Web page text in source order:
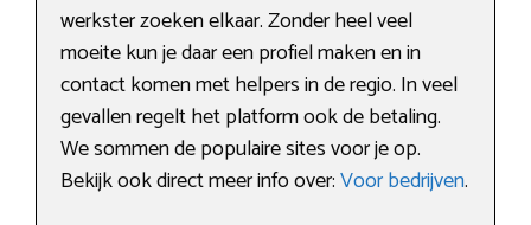
werkster zoeken elkaar. Zonder heel veel
moeite kun je daar een profiel maken en in
contact komen met helpers in de regio. In veel
gevallen regelt het platform ook de betaling.
We sommen de populaire sites voor je op.
Bekijk ook direct meer info over:Voor bedrijven.